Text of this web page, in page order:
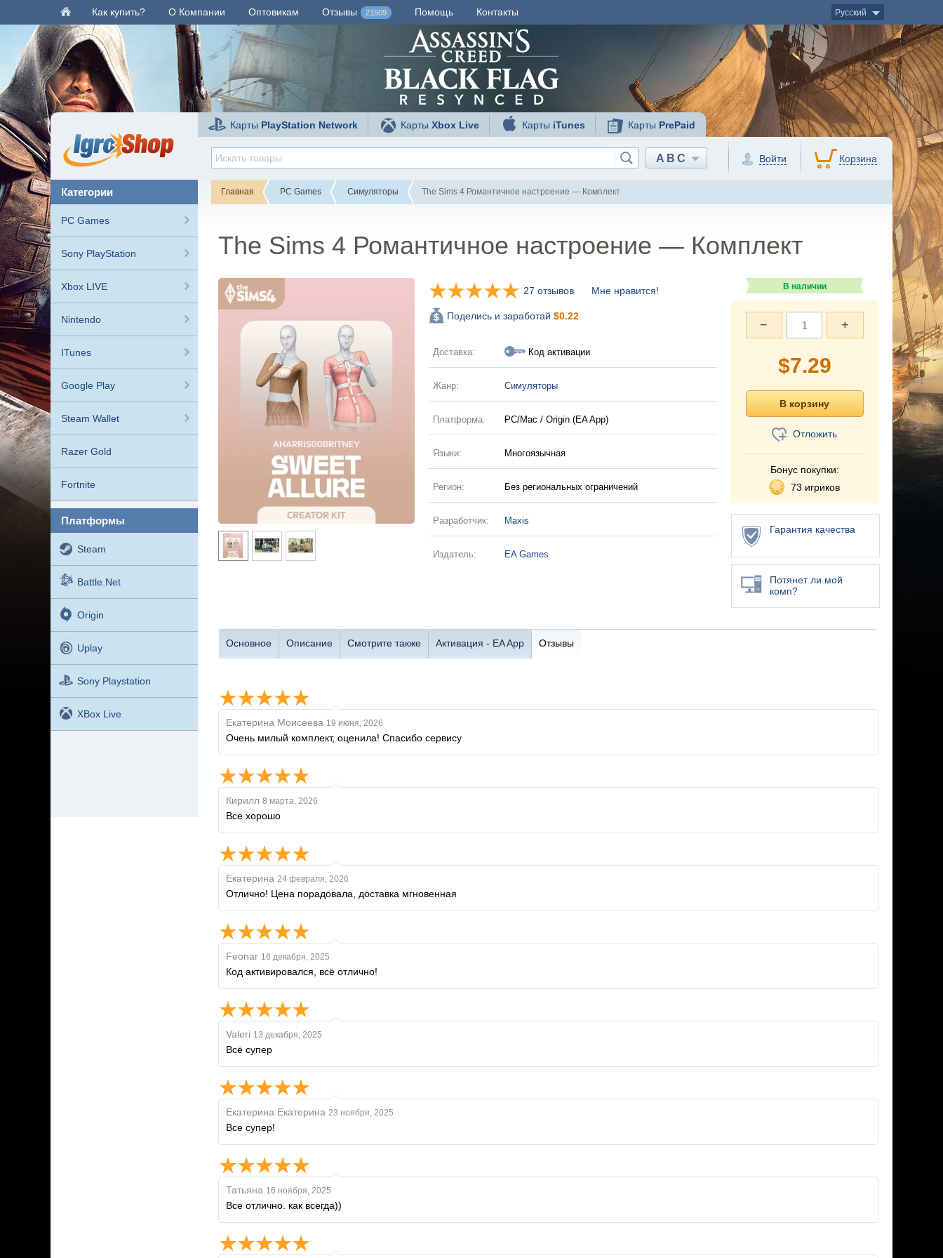
Как купить? О Компании Оптовикам Отзывы 21509 Помощь Контакты Русский
Карты PlayStation Network КартыXbox Live Карты iTunes Карты PrePaid
ABC Войти Корзина
категории
PC Games
Sony PlayStation
Xbox LIVE
Nintendo
ITunes
Google Play
Steam Wallet
Razer Gold
Fortnite
платформы
Steam
Battle.net
Origin
Uplay
Sony Playstation
XBox Live
Главная PC Games Симуляторы The Sims 4 Романтичное настроение — Комплект
The Sims 4 Романтичное настроение — Комплект
27 отзывов Мне нравится!
Поделись и заработай $0.22
Доставка: Код активации
Жанр: Симуляторы
Платформа: PC/Mac / Origin (EA App)
Языки: Многоязычная
Регион: Без региональных ограничений
Разработчик: Maxis
Издатель: EA Games
В наличии
+
−
$7.29
Отложить
Бонус покупки:
73 игриков
Гарантия качества
Потянет ли мой
комп?
Основное Описание Смотрите также Активация - EA App Отзывы
Екатерина Моисеева 19 июня, 2026
Очень милый комплект, оценила! Спасибо сервису
Кирилл 8 марта, 2026
Все хорошо
Екатерина 24 февраля, 2026
Отлично! Цена порадовала, доставка мгновенная
Feonar 16 декабря, 2025
Код активировался, всё отлично!
Valeri 13 декабря, 2025
Всё супер
Екатерина Екатерина 23 ноября, 2025
Все супер!
Татьяна 16 ноября, 2025
Все отлично. как всегда))